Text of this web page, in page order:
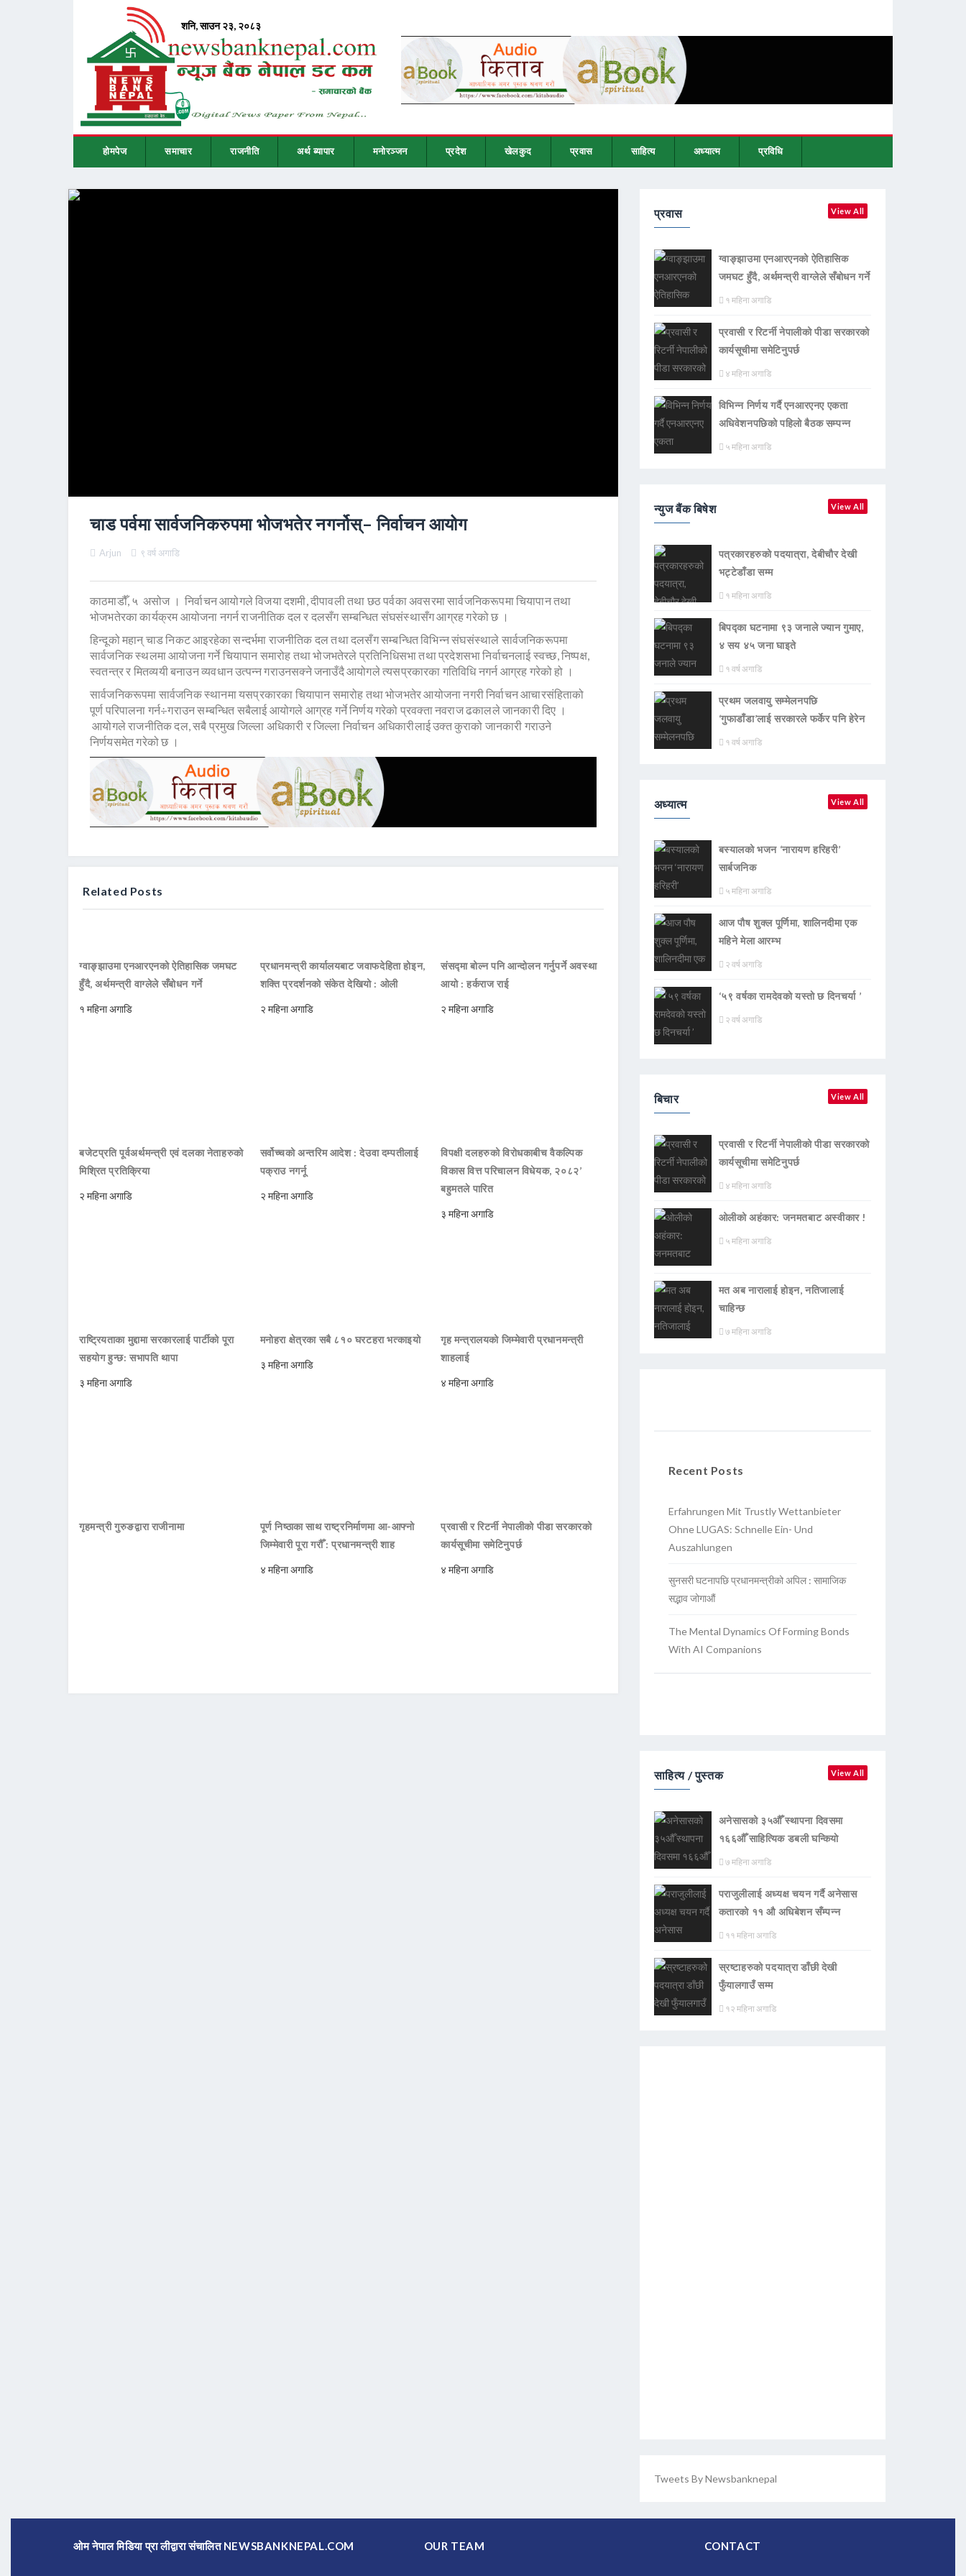
होमपेज समाचार राजनीति अर्थ ब्यापार मनोरञ्जन प्रदेश खेलकुद प्रवास साहित्य अध्यात्म प्रविधि
चाड पर्वमा सार्वजनिकरुपमा भोजभतेर नगर्नोस्– निर्वाचन आयोग
Arjun ९ वर्ष अगाडि
काठमाडौँ, ५ असोज । निर्वाचन आयोगले विजया दशमी, दीपावली तथा छठ पर्वका अवसरमा सार्वजनिकरूपमा चियापान तथा
भोजभतेरका कार्यक्रम आयोजना नगर्न राजनीतिक दल र दलसँग सम्बन्धित संघसंस्थासँग आग्रह गरेको छ ।
हिन्दूको महान् चाड निकट आइरहेका सन्दर्भमा राजनीतिक दल तथा दलसँग सम्बन्धित विभिन्न संघसंस्थाले सार्वजनिकरूपमा
सार्वजनिक स्थलमा आयोजना गर्ने चियापान समारोह तथा भोजभतेरले प्रतिनिधिसभा तथा प्रदेशसभा निर्वाचनलाई स्वच्छ, निष्पक्ष,
स्वतन्त्र र मितव्ययी बनाउन व्यवधान उत्पन्न गराउनसक्ने जनाउँदै आयोगले त्यसप्रकारका गतिविधि नगर्न आग्रह गरेको हो ।
सार्वजनिकरूपमा सार्वजनिक स्थानमा यसप्रकारका चियापान समारोह तथा भोजभतेर आयोजना नगरी निर्वाचन आचारसंहिताको
पूर्ण परिपालना गर्न÷गराउन सम्बन्धित सबैलाई आयोगले आग्रह गर्ने निर्णय गरेको प्रवक्ता नवराज ढकालले जानकारी दिए ।
आयोगले राजनीतिक दल, सबै प्रमुख जिल्ला अधिकारी र जिल्ला निर्वाचन अधिकारीलाई उक्त कुराको जानकारी गराउने
निर्णयसमेत गरेको छ ।
Related Posts
ग्वाङ्झाउमा एनआरएनको ऐतिहासिक जमघट
हुँदै, अर्थमन्त्री वाग्लेले सँबोधन गर्ने
१ महिना अगाडि
प्रधानमन्त्री कार्यालयबाट जवाफदेहिता होइन,
शक्ति प्रदर्शनको संकेत देखियो : ओली
२ महिना अगाडि
संसद्मा बोल्न पनि आन्दोलन गर्नुपर्ने अवस्था
आयो : हर्कराज राई
२ महिना अगाडि
बजेटप्रति पूर्वअर्थमन्त्री एवं दलका नेताहरुको
मिश्रित प्रतिक्रिया
२ महिना अगाडि
सर्वोच्चको अन्तरिम आदेश : देउवा दम्पतीलाई
पक्राउ नगर्नू
२ महिना अगाडि
विपक्षी दलहरुको विरोधकाबीच वैकल्पिक
विकास वित्त परिचालन विधेयक, २०८२’
बहुमतले पारित
३ महिना अगाडि
राष्ट्रियताका मुद्दामा सरकारलाई पार्टीको पूरा
सहयोग हुन्छ: सभापति थापा
३ महिना अगाडि
मनोहरा क्षेत्रका सबै ८१० घरटहरा भत्काइयो
३ महिना अगाडि
गृह मन्त्रालयको जिम्मेवारी प्रधानमन्त्री
शाहलाई
४ महिना अगाडि
गृहमन्त्री गुरुङद्वारा राजीनामा
पूर्ण निष्ठाका साथ राष्ट्रनिर्माणमा आ-आफ्नो
जिम्मेवारी पूरा गरौँ : प्रधानमन्त्री शाह
४ महिना अगाडि
प्रवासी र रिटर्नी नेपालीको पीडा सरकारको
कार्यसूचीमा समेटिनुपर्छ
४ महिना अगाडि
प्रवास View All
ग्वाङ्झाउमा एनआरएनको ऐतिहासिक
जमघट हुँदै, अर्थमन्त्री वाग्लेले सँबोधन गर्ने
१ महिना अगाडि
प्रवासी र रिटर्नी नेपालीको पीडा सरकारको
कार्यसूचीमा समेटिनुपर्छ
४ महिना अगाडि
विभिन्न निर्णय गर्दै एनआरएनए एकता
अधिवेशनपछिको पहिलो बैठक सम्पन्न
५ महिना अगाडि
न्युज बैंक बिषेश View All
पत्रकारहरुको पदयात्रा, देबीचौर देखी
भट्टेडाँडा सम्म
१ महिना अगाडि
बिपद्का घटनामा ९३ जनाले ज्यान गुमाए,
४ सय ४५ जना घाइते
१ वर्ष अगाडि
प्रथम जलवायु सम्मेलनपछि
‘गुफाडाँडा’लाई सरकारले फर्केर पनि हेरेन
१ वर्ष अगाडि
अध्यात्म View All
बस्यालको भजन ‘नारायण हरिहरी’
सार्बजनिक
५ महिना अगाडि
आज पौष शुक्ल पूर्णिमा, शालिनदीमा एक
महिने मेला आरम्भ
२ वर्ष अगाडि
‘५९ वर्षका रामदेवकाे यस्ताे छ दिनचर्या ’
२ वर्ष अगाडि
बिचार View All
प्रवासी र रिटर्नी नेपालीको पीडा सरकारको
कार्यसूचीमा समेटिनुपर्छ
४ महिना अगाडि
ओलीको अहंकार: जनमतबाट अस्वीकार !
५ महिना अगाडि
मत अब नारालाई होइन, नतिजालाई
चाहिन्छ
७ महिना अगाडि
Recent Posts
Erfahrungen Mit Trustly Wettanbieter
Ohne LUGAS: Schnelle Ein- Und
Auszahlungen
सुनसरी घटनापछि प्रधानमन्त्रीको अपिल : सामाजिक
सद्भाव जोगाऔं
The Mental Dynamics Of Forming Bonds
With AI Companions
साहित्य / पुस्तक View All
अनेसासको ३५औँ स्थापना दिवसमा
१६६औँ साहित्यिक डबली घन्कियाे
७ महिना अगाडि
पराजुलीलाई अध्यक्ष चयन गर्दै अनेसास
कतारको ११ औ अधिबेशन सँम्पन्न
११ महिना अगाडि
स्रष्टाहरुको पदयात्रा डाँछी देखी
फुँयालगाउँ सम्म
१२ महिना अगाडि
Tweets By Newsbanknepal
ओम नेपाल मिडिया प्रा लीद्वारा संचालित NEWSBANKNEPAL.COM OUR TEAM CONTACT